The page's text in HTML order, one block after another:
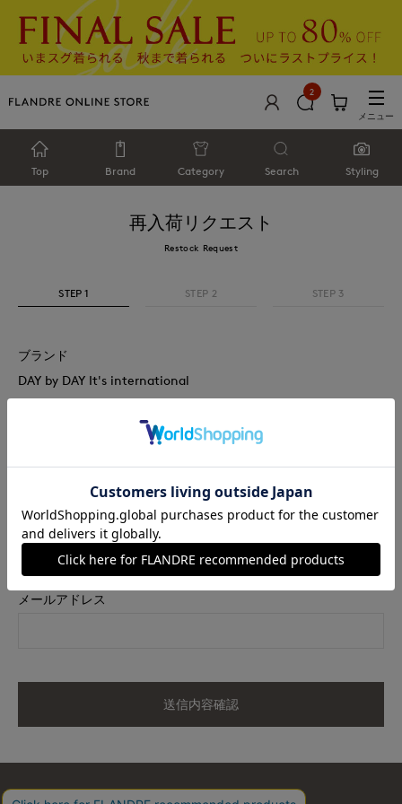
2
メニュー
Top Brand Category Search Styling
再入荷リクエスト
Restock Request
STEP 1 STEP 2 STEP 3
ブランド
DAY by DAY It's international
【洗える・ストレッチ】ベーシックテーパードパンツ
サイズ
メールアドレス
送信内容確認